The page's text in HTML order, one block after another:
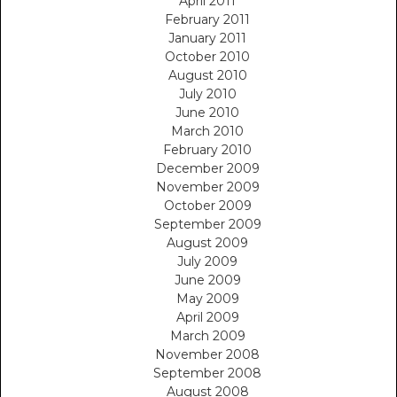
February 2011
January 2011
October 2010
August 2010
July 2010
June 2010
March 2010
February 2010
December 2009
November 2009
October 2009
September 2009
August 2009
July 2009
June 2009
May 2009
April 2009
March 2009
November 2008
September 2008
August 2008